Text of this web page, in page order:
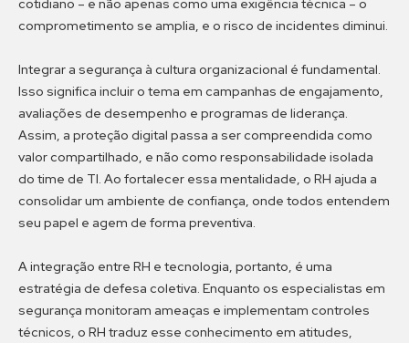
cotidiano – e não apenas como uma exigência técnica – o
comprometimento se amplia, e o risco de incidentes diminui.
Integrar a segurança à cultura organizacional é fundamental.
Isso significa incluir o tema em campanhas de engajamento,
avaliações de desempenho e programas de liderança.
Assim, a proteção digital passa a ser compreendida como
valor compartilhado, e não como responsabilidade isolada
do time de TI. Ao fortalecer essa mentalidade, o RH ajuda a
consolidar um ambiente de confiança, onde todos entendem
seu papel e agem de forma preventiva.
A integração entre RH e tecnologia, portanto, é uma
estratégia de defesa coletiva. Enquanto os especialistas em
segurança monitoram ameaças e implementam controles
técnicos, o RH traduz esse conhecimento em atitudes,